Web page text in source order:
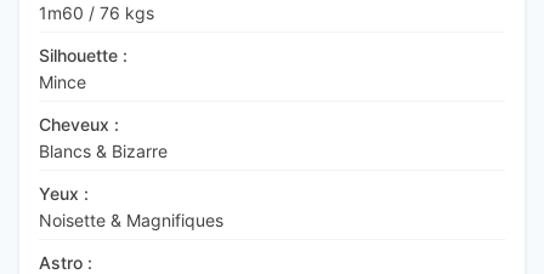
1m60 / 76 kgs
Silhouette :
Mince
Cheveux :
Blancs & Bizarre
Yeux :
Noisette & Magnifiques
Astro :